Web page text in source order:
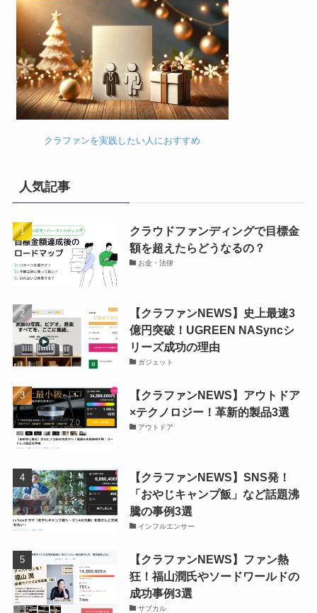
クラファンを実践したい人におすすめ
人気記事
クラウドファンディングで目標金
額を超えたらどうなるの？
お金・法律
【クラファンNEWS】史上最速3
億円突破！UGREEN NASyncシ
リーズ成功の理由
ガジェット
【クラファンNEWS】アウトドア
×テクノロジー！革新的製品3選
アウトドア
【クラファンNEWS】SNS発！
「おやじキャンプ飯」など話題沸
騰の事例3選
インフルエンサー
【クラファンNEWS】ファン熱
狂！福山潤氏やソードワールドの
成功事例3選
サブカル